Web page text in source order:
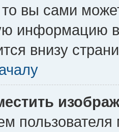
то вы сами
информацию
внизу
пользователя